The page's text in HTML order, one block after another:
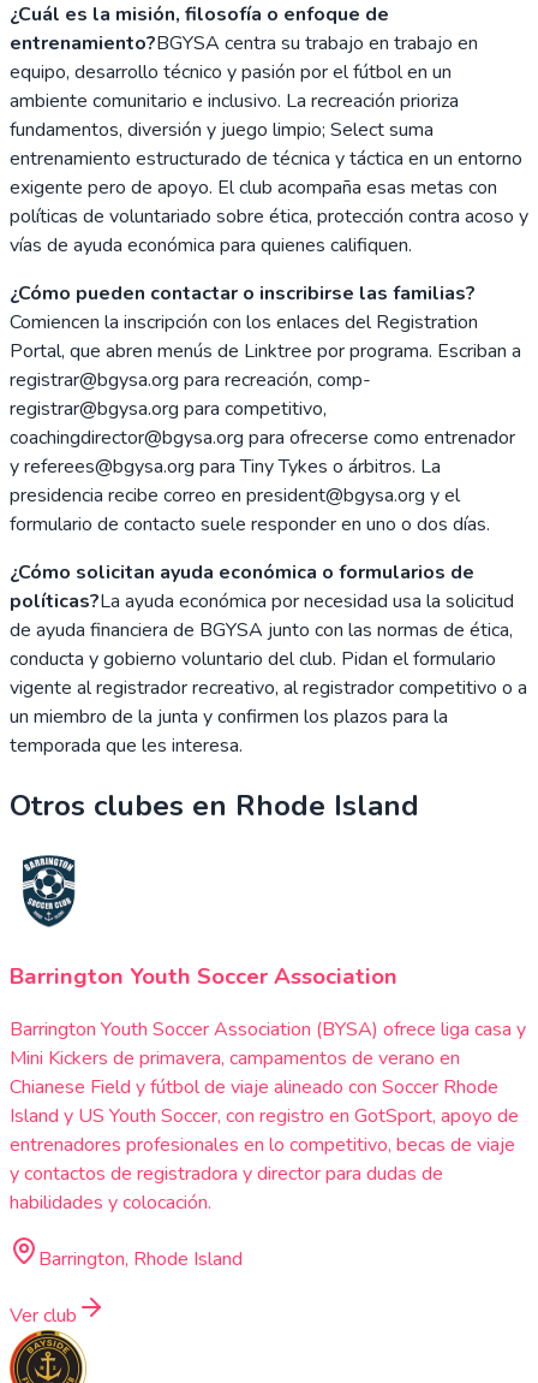
¿Cuál es la misión, filosofía o enfoque de
entrenamiento?BGYSA centra su trabajo en trabajo en
equipo, desarrollo técnico y pasión por el fútbol en un
ambiente comunitario e inclusivo. La recreación prioriza
fundamentos, diversión y juego limpio; Select suma
entrenamiento estructurado de técnica y táctica en un entorno
exigente pero de apoyo. El club acompaña esas metas con
políticas de voluntariado sobre ética, protección contra acoso y
vías de ayuda económica para quienes califiquen.
¿Cómo pueden contactar o inscribirse las familias?
Comiencen la inscripción con los enlaces del Registration
Portal, que abren menús de Linktree por programa. Escriban a
registrar@bgysa.org para recreación, comp-
registrar@bgysa.org para competitivo,
coachingdirector@bgysa.org para ofrecerse como entrenador
y referees@bgysa.org para Tiny Tykes o árbitros. La
presidencia recibe correo en president@bgysa.org y el
formulario de contacto suele responder en uno o dos días.
¿Cómo solicitan ayuda económica o formularios de
políticas?La ayuda económica por necesidad usa la solicitud
de ayuda financiera de BGYSA junto con las normas de ética,
conducta y gobierno voluntario del club. Pidan el formulario
vigente al registrador recreativo, al registrador competitivo o a
un miembro de la junta y confirmen los plazos para la
temporada que les interesa.
Otros clubes en Rhode Island
Barrington Youth Soccer Association
Barrington Youth Soccer Association (BYSA) ofrece liga casa y
Mini Kickers de primavera, campamentos de verano en
Chianese Field y fútbol de viaje alineado con Soccer Rhode
Island y US Youth Soccer, con registro en GotSport, apoyo de
entrenadores profesionales en lo competitivo, becas de viaje
y contactos de registradora y director para dudas de
habilidades y colocación.
Barrington, Rhode Island
Ver club